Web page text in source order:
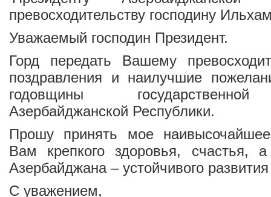
превосходительству господину
Уважаемый господин Президент.
Горд передать Вашему
поздравления и наилучшие
годовщины государственной
Азербайджанской Республики.
Прошу принять мое
Вам крепкого здоровья, счастья,
Азербайджана – устойчивого
С уважением,